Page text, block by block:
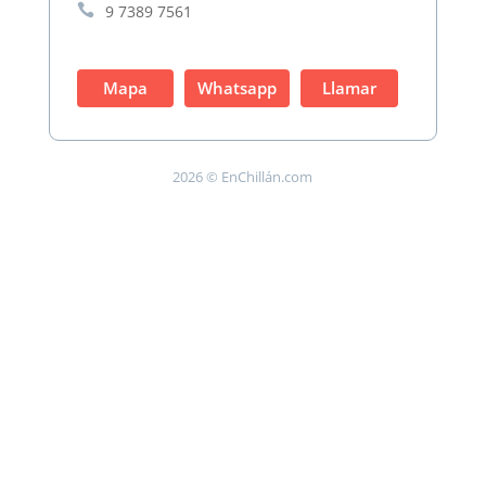
 9 7389 7561
Mapa Whatsapp Llamar
2026 © EnChillán.com